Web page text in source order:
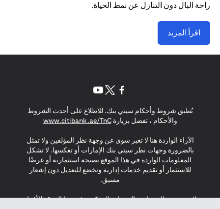
راحة البال دون التنازل عن نمط الحياة.
اقرأ المزيد
تُطبق شروط وأحكام سيتي بنك. للاطلاع على أحدث الشروط
والأحكام ، تفضل بزيارةwww.citibank.ae/TnC
(opens in a new tab)
الآراء الواردة هنا لا تعبر سوى عن وجهة نظر المؤلفين ولا تمثل
بالضرورة وجهات نظر سيتي بنك الإمارات أو تعكسها. لا تشكل
المعلومات الواردة في هذا الموقع نصيحة استثمارية أو عرضًا
للاستثمار أو تقديم خدمات إدارية وتخضع للتعديل دون إشعار
مسبق.
لا يتم تقديم المنتجات والخدمات المذكورة في هذا الموقع للأفراد